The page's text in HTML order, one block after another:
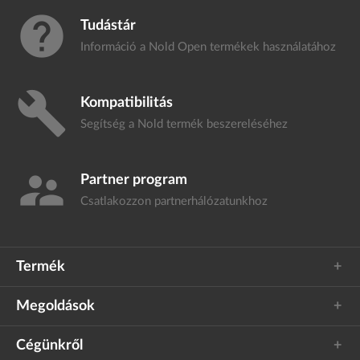
help Tudástár
Információ a Nold Open termékek használatához
build Kompatibilitás
Segítség a Nold termék beszereléséhez
supervisor_account Partner program
Csatlakozzon partnerhálózatunkhoz
Termék
Megoldások
Cégünkről